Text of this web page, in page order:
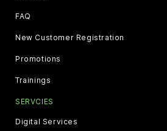
FAQ
New Customer Registration
Promotions
Trainings
SERVCIES
Digital Services